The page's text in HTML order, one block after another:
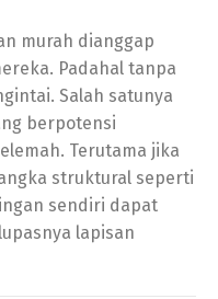
murah dianggap
Padahal tanpa
Salah satunya
berpotensi
Terutama jika
struktural seperti
sendiri dapat
lapisan